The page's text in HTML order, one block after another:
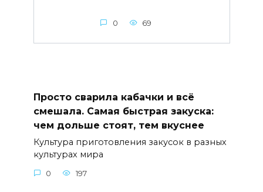
0 69
Просто сварила кабачки и всё
смешала. Самая быстрая закуска:
чем дольше стоят, тем вкуснее
Культура приготовления закусок в разных
культурах мира
0 197